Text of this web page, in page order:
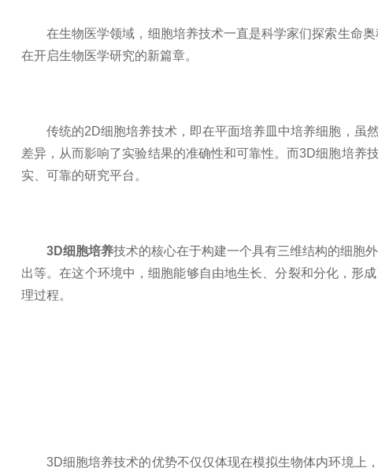
在生物医学领域，细胞培养技术一直是科学家们探索生命奥
在开启生物医学研究的新篇章。
传统的2D细胞培养技术，即在平面培养皿中培养细胞，虽然
差异，从而影响了实验结果的准确性和可靠性。而3D细胞培养
实、可靠的研究平台。
3D细胞培养技术的核心在于构建一个具有三维结构的细胞
出等。在这个环境中，细胞能够自由地生长、分裂和分化，形
理过程。
3D细胞培养技术的优势不仅仅体现在模拟生物体内环境上，